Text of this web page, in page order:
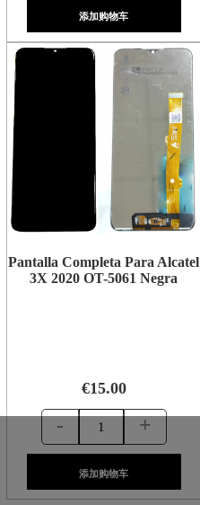
添加购物车
Pantalla Completa Para Alcatel
3X 2020 OT-5061 Negra
€15.00
- +
添加购物车